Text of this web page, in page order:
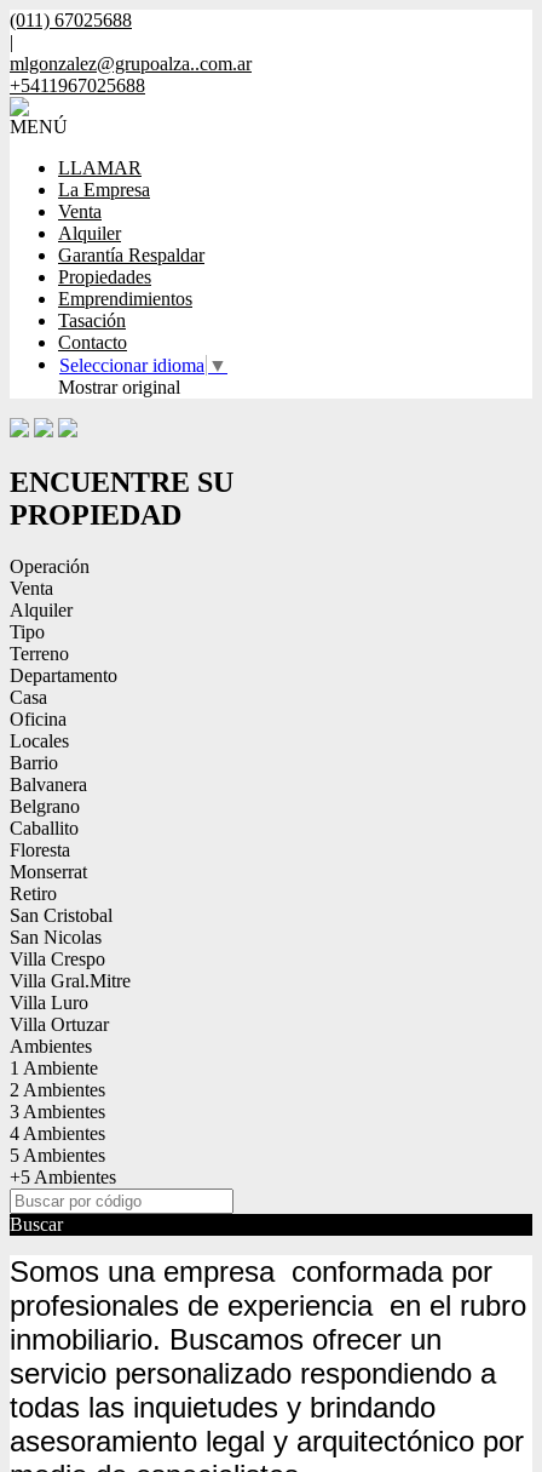
(011) 67025688
|
mlgonzalez@grupoalza..com.ar
+5411967025688
MENÚ
LLAMAR
La Empresa
Venta
Alquiler
Garantía Respaldar
Propiedades
Emprendimientos
Tasación
Contacto
Seleccionar idioma ▼
Mostrar original
ENCUENTRE SU
PROPIEDAD
Operación
Venta
Alquiler
Tipo
Terreno
Departamento
Casa
Oficina
Locales
Barrio
Balvanera
Belgrano
Caballito
Floresta
Monserrat
Retiro
San Cristobal
San Nicolas
Villa Crespo
Villa Gral.Mitre
Villa Luro
Villa Ortuzar
Ambientes
1 Ambiente
2 Ambientes
3 Ambientes
4 Ambientes
5 Ambientes
+5 Ambientes
Buscar
Somos una empresa conformada por
profesionales de experiencia en el rubro
inmobiliario. Buscamos ofrecer un
servicio personalizado respondiendo a
todas las inquietudes y brindando
asesoramiento legal y arquitectónico por